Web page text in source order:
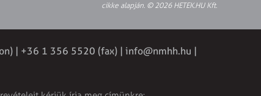
cikke alapján. © 2026 HETEK.HU Kft.
| +36 1 356 5520 (fax) | info@nmhh.hu